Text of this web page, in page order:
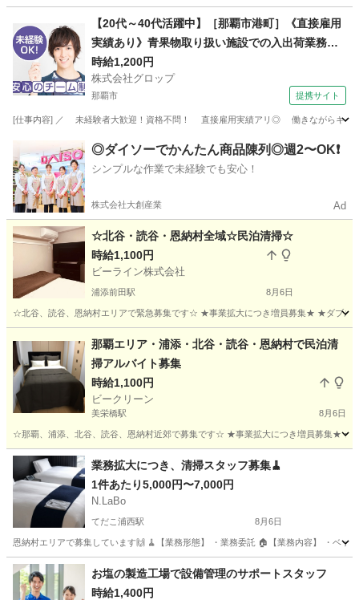
県庁前駅 清掃 スタッフ
【20代～40代活躍中】［那覇市港町］《直接雇用
実績あり》青果物取り扱い施設での入出荷業務／
日勤／残業なし／無料駐車場完備
時給1,200円
株式会社グロップ
那覇市 提携サイト
[仕事内容] ／ 未経験者大歓迎！資格不問！ 直接雇用実績アリ◎ 働きながらキャリ
那覇市 工場
◎ダイソーでかんたん商品陳列◎週2〜OK❗️
シンプルな作業で未経験でも安心！
株式会社大創産業 Ad
☆北谷・読谷・恩納村全域☆民泊清掃☆
時給1,100円
ビーライン株式会社
浦添前田駅 8月6日
☆北谷、読谷、恩納村エリアで緊急募集です☆ ★事業拡大につき増員募集★ ★ダブル
浦添前田駅 清掃 土日
那覇エリア・浦添・北谷・読谷・恩納村で民泊清
掃アルバイト募集
時給1,100円
ビークリーン
美栄橋駅 8月6日
☆那覇、浦添、北谷、読谷、恩納村近郊で募集です☆ ★事業拡大につき増員募集★ ★
沖縄 那覇市 美栄橋駅 清掃 恩納村
業務拡大につき、清掃スタッフ募集🧹
1件あたり5,000円〜7,000円
N.LaBo
てだこ浦西駅 8月6日
恩納村エリアで募集しています🙌 🧹【業務形態】 ・業務委託 🏠【業務内容】 ・ベ
沖縄 国頭郡 てだこ浦西駅 清掃 スタッフ
お塩の製造工場で設備管理のサポートスタッフ
時給1,400円